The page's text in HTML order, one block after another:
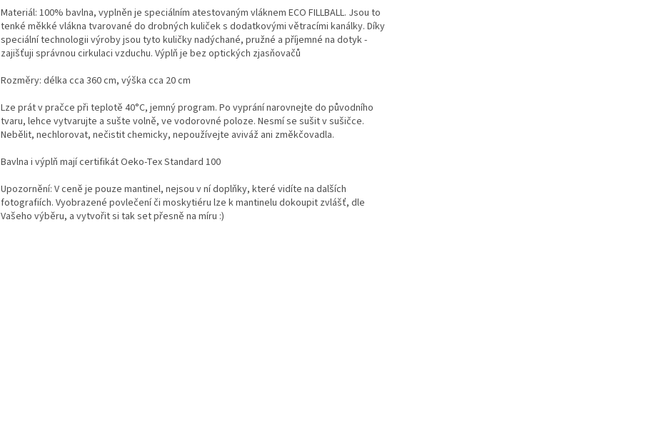
Materiál: 100% bavlna, vyplněn je speciálním atestovaným vláknem ECO FILLBALL. Jsou to
tenké měkké vlákna tvarované do drobných kuliček s dodatkovými větracími kanálky. Díky
speciální technologii výroby jsou tyto kuličky nadýchané, pružné a příjemné na dotyk -
zajišťuji správnou cirkulaci vzduchu. Výplň je bez optických zjasňovačů
Rozměry: délka cca 360 cm, výška cca 20 cm
Lze prát v pračce při teplotě 40°C, jemný program. Po vyprání narovnejte do původního
tvaru, lehce vytvarujte a sušte volně, ve vodorovné poloze. Nesmí se sušit v sušičce.
Nebělit, nechlorovat, nečistit chemicky, nepoužívejte aviváž ani změkčovadla.
Bavlna i výplň mají certifikát Oeko-Tex Standard 100
Upozornění: V ceně je pouze mantinel, nejsou v ní doplňky, které vidíte na dalších
fotografiích. Vyobrazené povlečení či moskytiéru lze k mantinelu dokoupit zvlášť, dle
Vašeho výběru, a vytvořit si tak set přesně na míru :)